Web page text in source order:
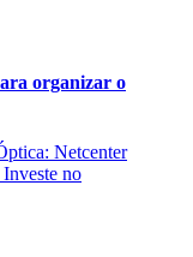
organizar o